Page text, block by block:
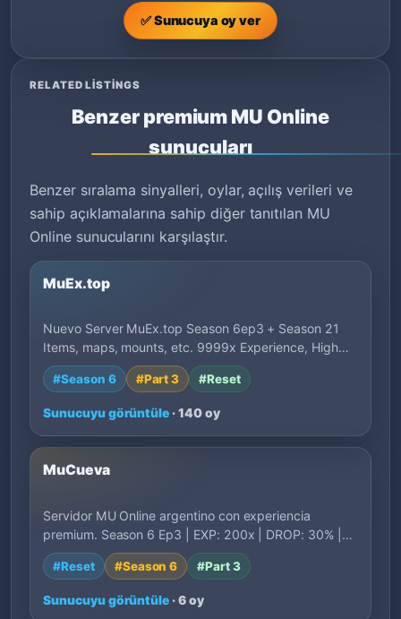
✅ Sunucuya oy ver
RELATED LISTINGS
Benzer premium MU Online
sunucuları
Benzer sıralama sinyalleri, oylar, açılış verileri ve
sahip açıklamalarına sahip diğer tanıtılan MU
Online sunucularını karşılaştır.
MuEx.top
Nuevo Server MuEx.top Season 6ep3 + Season 21
Items, maps, mounts, etc. 9999x Experience, High…
#Season 6 #Part 3 #Reset
Sunucuyu görüntüle · 140 oy
MuCueva
Servidor MU Online argentino con experiencia
premium. Season 6 Ep3 | EXP: 200x | DROP: 30% |
Ev…
#Reset #Season 6 #Part 3
Sunucuyu görüntüle · 6 oy